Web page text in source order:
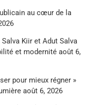
au cœur de la
Kiir et Adut Salva
et modernité août 6,
pour mieux régner »
août 6, 2026